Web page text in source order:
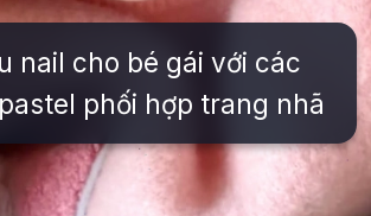
nail cho bé gái với các
phối hợp trang nhã